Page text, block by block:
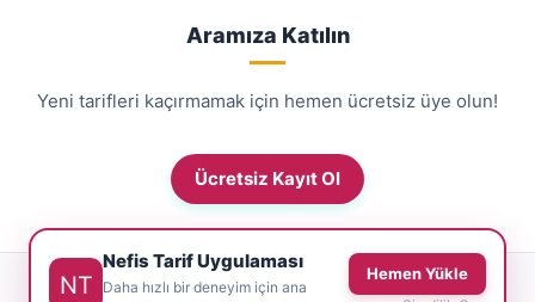
Aramıza Katılın
Yeni tarifleri kaçırmamak için hemen ücretsiz üye olun!
Ücretsiz Kayıt Ol
© 2026 NefisTarif.net - Tüm Hakları Saklıdır.
Nefis Tarif Uygulaması
Daha hızlı bir deneyim için ana
Hemen Yükle